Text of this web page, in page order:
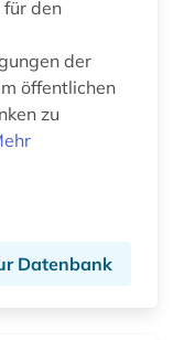
öffentlichen
Datenbank